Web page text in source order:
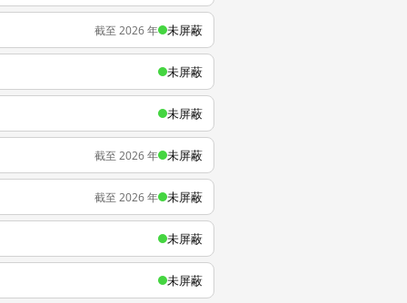
截至 2026 年 未屏蔽
未屏蔽
未屏蔽
截至 2026 年 未屏蔽
截至 2026 年 未屏蔽
未屏蔽
未屏蔽